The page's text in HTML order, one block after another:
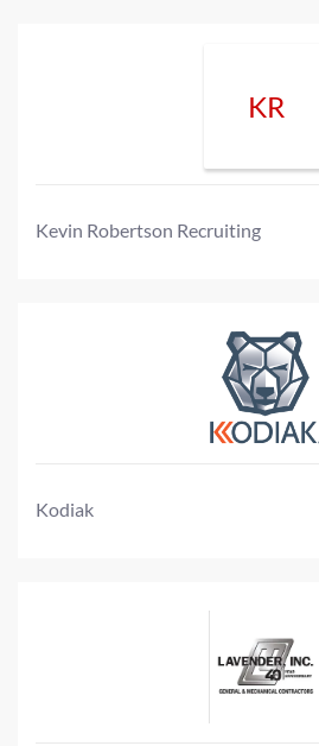
KR
Kevin Robertson Recruiting
Kodiak